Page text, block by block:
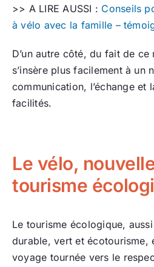
>> A LIRE AUSSI : Conseils
à vélo avec la famille –
D’un autre côté, du fait de
s’insère plus facilement à un
communication, l’échange et
facilités.
Le vélo,
tourisme
Le tourisme écologique,
durable, vert et écotourisme,
voyage tournée vers le